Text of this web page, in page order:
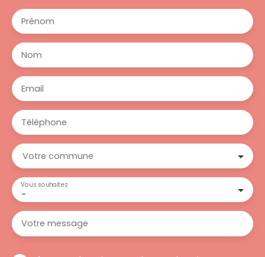
Prénom
Nom
Email
Téléphone
Votre commune
-
Vous souhaitez
Votre message